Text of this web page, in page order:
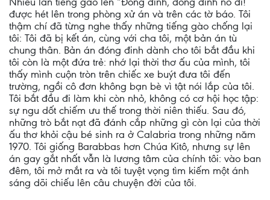
được hét lên trong phòng xử án và trên các tờ báo. Tôi
thậm chí đã từng nghe thấy những tiếng gào chống lại
tôi: Tôi đã bị kết án, cùng với cha tôi, một bản án tù
chung thân. Bản án đóng đinh dành cho tôi bắt đầu khi
tôi còn là một đứa trẻ: nhớ lại thời thơ ấu của mình, tôi
thấy mình cuộn tròn trên chiếc xe buýt đưa tôi đến
trường, ngồi cô đơn không bạn bè vì tật nói lắp của tôi.
Tôi bắt đầu đi làm khi còn nhỏ, không có cơ hội học tập:
sự ngu dốt chiếm ưu thế trong thời niên thiếu. Sau đó,
những trò bắt nạt đã đánh cắp những gì còn lại của thời
ấu thơ khỏi cậu bé sinh ra ở Calabria trong những năm
1970. Tôi giống Barabbas hơn Chúa Kitô, nhưng sự lên
án gay gắt nhất vẫn là lương tâm của chính tôi: vào ban
đêm, tôi mở mắt ra và tôi tuyệt vọng tìm kiếm một ánh
sáng dõi chiếu lên câu chuyện đời của tôi.